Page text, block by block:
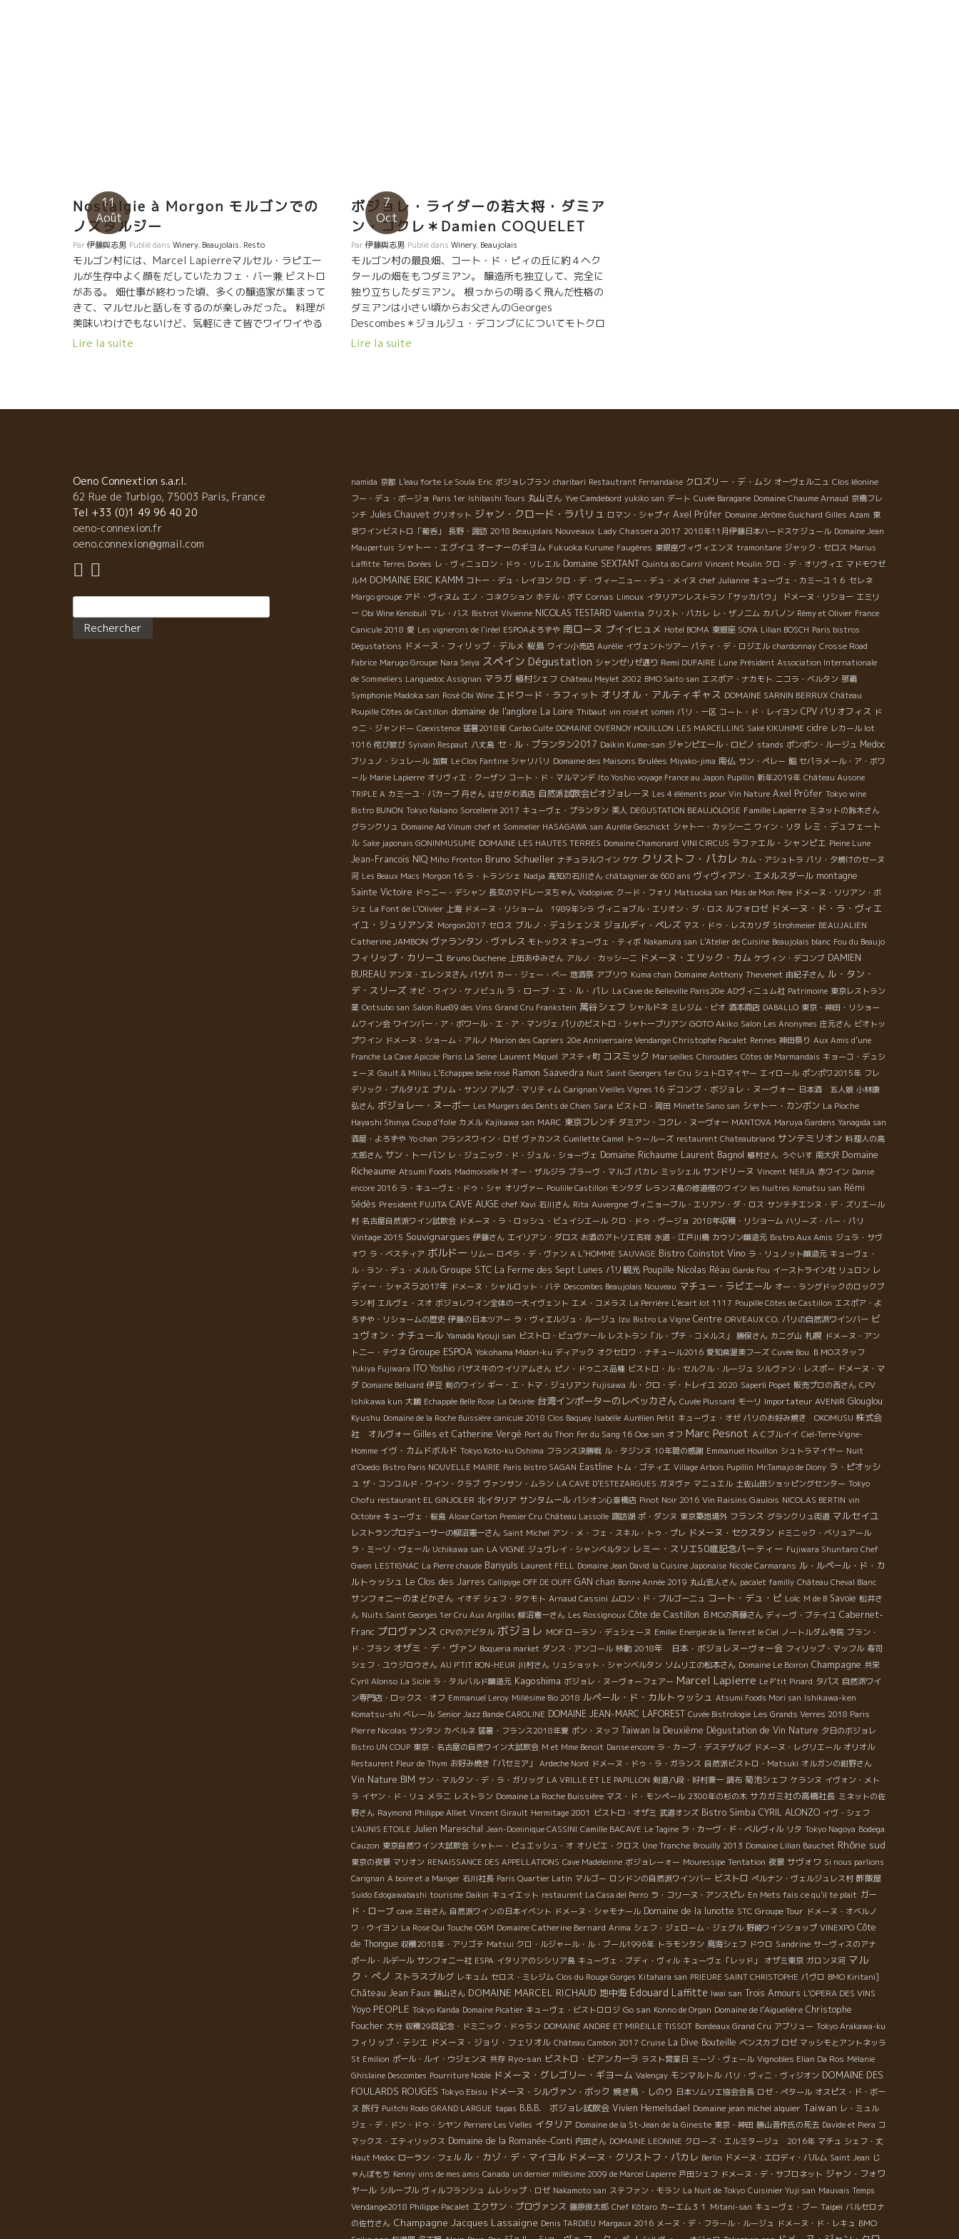
11
Août
Nostalgie à Morgon モルゴンでの
ノスタルジー
Par伊藤與志男 Publié dans Winery, Beaujolais, Resto
モルゴン村には、Marcel Lapierreマルセル・ラピエー
ルが生存中よく顔をだしていたカフェ・バー兼 ビストロ
がある。 畑仕事が終わった頃、多くの醸造家が集まって
きて、マルセルと話しをするのが楽しみだった。 料理が
美味いわけでもないけど、気軽にきて皆でワイワイやる
のが日課だった。 ある時はラピエール醸造の庭だった
まって 話しをする伝統が引継がれている。 Nostalgie à
Morgon A Morgon, il y a un bistro café-bar où
Marcel Lapierre venait souvent. Après le travail
acharné dans les vignes, beaucoup de viticulteurs
venaient boire et parler avec Marcel. C’était leur
manger mais plutôt pour bavarder ou rigoler
Descombes… pas mal de gens venaient parler avec
Marcel. A la fin de la journée, les viticulteurs des
Lire la suite
7
Oct
ボジョレ・ライダーの若大将・ダミア
ン・コクレ＊Damien COQUELET
Par伊藤與志男 Publié dans Winery, Beaujolais
モルゴン村の最良畑、コート・ド・ピィの丘に約４ヘク
タールの畑をもつダミアン。 醸造所も独立して、完全に
独り立ちしたダミアン。 根っからの明るく飛んだ性格の
ダミアンは小さい頃からお父さんのGeorges
Descombes＊ジョルジュ・デコンブにについてモトクロ
スをやっていた。 ボジョレのオートバイ・グループの先
だからこそ、収穫時の選果はかなり厳しくチェックして
いる。 本当に健全な葡萄しか発酵槽に入れない。云うは
安し。 葡萄園の収穫時に、収穫された葡萄をチェックし
て品質に問題のある葡萄は、この段階で捨て去る。この
段階でかなりに量の葡萄を捨てる。 簡単に、SO2無添加
の醸造というけど、もし悪い葡萄が発酵槽に入ってしま
うと、雑菌が繁殖してお酢になってしまう。大変なリス
クを負いながら、自然派ワインを造っているのです。 色
んなことがあった２０１６年 モルゴン村を襲った３回に
もおよぶ雹の襲撃。 ５，６，７月の雨と湿気によるベト
病の大繁殖。 ８月の３５度を超す極端な猛暑。それによ
る水不足。葡萄の乾燥。 最終的に９月初旬の雨ですべて
が解決。どんでん返しの結果、こんなに素晴らしい葡萄
が収穫することができた。 勿論、ここまでくるには、特
に７月のベト病対策の畑仕事は 大変な神経と労力を費や
したダミアン。 歓喜の収穫。でもベト病の形跡、雹の影
響を多く受けた葡萄を取り除く、選果作業が 大切な年で
もある。 収穫はお父さんより更に１日遅く、ボジョレで
は最も遅い収穫を開始。 何と９月２６日に収穫開始。 葡
萄の熟成を最終段階まで待ったダミアン。 ８月の水不足
による光合成のゆっくり化の影響で、ダミアンの納得す
る葡萄の熟度が得られなかったからだ。 妥協を許さない
ダミアンのチャレンジ精神は凄い。 実際に、周りの仲間
が、１０日前に収穫を始めている中、ジット待っている
のは かなりの忍耐力がいることである。 ２０１６年のダ
ミアン・ヌーヴォは？ 今年は、クリュのレニエの葡萄と
ビラージ区域の葡萄を使って醸す贅沢なヌーヴォーとな
る。 格下げして、単なるボジョレ・ヌーヴォー呼称とな
る。 果実味が主体でアルコール度は控えめな１２度前
後、 酸がハッキリして凹凸があるメリハリを感じるスカ
ット したヌーヴォーになりそう。まだ、醸造中なのでハ
ッキリはいえない。でもダミアン・スタイルのクッキリ
したヌーヴォーになりそう。ダミアン・コクレ・ヌーヴ
ォーは買いですよ！ ボジョレのビストロでの人気者 ダ
ミアン・コクレ Bistrot Atelier ＊ ビストロ・アトリ
エ 収穫の後は皆でビストロへ。ライダー仲間が集まって
くる。 モルゴンには醸造家が集まるビストロが何軒かあ
る。 チョット前までは、マルセル・ラピエール、ジャ
ン・フォワラール、プティ・マックスなど一世代前の自
然派の大御所がよく顔を出していたビストロATELIER ア
トリエがある。 今や、醸造家も世代交代しつつある。ダ
ミアン・コクレの年代が主流顧客となりつつある。 この
ビストロに行くと、時には、実に危険なことがある。 客
が殆ど知り合い同志なので、一杯づつ奢り合う習慣があ
る。１０人いれば、最低でも１０杯はあ飲まなければな
らない。 今夜も１０人程はいた。奢り合いが２周廻って
２０杯となった。 中にはベロベロに酔っぱらっている人
もいる。 人気者のダミアンは早口でジョークを飛ばし続
けて皆を笑わせる。 しまいにはカウンターの中に入っ
て、まるでダミアンが店主のような雰囲気になってしま
う。 今夜はダミアンの美人フィアンセがいた。そして弟
のケビンもいた。 何とか、隙をみつけて、店を出ること
に成功。ヤアーよく飲みました。 ダミアン・パワーは凄
い！！ ダミアン・コクレのワインには このパワーが詰ま
っている。 １６産、お楽しみに！！
Lire la suite
Oeno Connextion s.a.r.l.
62 Rue de Turbigo, 75003 Paris, France
Tel +33 (0)1 49 96 40 20
oeno-connexion.fr
oeno.connexion@gmail.com
namida 京都 L'eau forte Le Soula Eric ボジョレブラン charibari Restautrant Fernandaise クロズリー・デ・ムシ オーヴェルニュ Clos léonine
フー・デュ・ボージョ Paris 1er Ishibashi Tours 丸山さん Yve Camdebord yukiko san デート Cuvée Baragane Domaine Chaume Arnaud 京橋フレ
ンチ Jules Chauvet グリオット ジャン・クロード・ラパリュ ロマン・シャプイ Axel Prüfer Domaine Jérôme Guichard Gilles Azam 東
京ワインビストロ「葡呑」
長野・諏訪 2018 Beaujolais Nouveaux Lady Chassera 2017 2018年11月伊藤日本ハードスケジュール Domaine Jean
Maupertuis シャトー・エグイユ オーナーのギヨム Fukuoka Kurume Faugères 東銀座ヴィヴィエンヌ tramontane ジャック・セロス Marius
Laffitte Terres Dorées レ・ヴィニュロン・ドゥ・リレエル Domaine SEXTANT Quinta do Carril Vincent Moulin クロ・デ・オリヴィエ マドモワゼ
ルＭ DOMAINE ERIC KAMM コトー・デュ・レイヨン クロ・デ・ヴィーニュー・デュ・メイヌ chef Julianne キューヴェ・カミーユ１６ セレネ
Margo groupe アド・ヴィヌム エノ・コネクション ホテル・ボマ Cornas Limoux イタリアンレストラン「サッカパウ」 ドメーヌ・リショー エミリ
ー Obi Wine Kenobull マレ・バス Bistrot VIvienne NICOLAS TESTARD Valentia クリスト・パカレ レ・ザノ二ム カバノン Rémy et Olivier France
Canicule 2018 愛 Les vignerons de l'iréel ESPOAよろずや 南ローヌ プイイヒュメ Hotel BOMA 東銀座 SOYA Lilian BOSCH Paris bistros
Dégustations ドメーヌ・フィリップ・デルメ 桜島 ワイン小売店 Aurélie イヴェントツアー パティ・デ・ロジエル chardonnay Crosse Road
Fabrice Marugo Groupe Nara Seiya スペイン Dégustation シャンゼリゼ通り Remi DUFAIRE Lune Président Association Internationale
de Sommeliers Languedoc Assignan マラガ 植村シェフ Château Meylet 2002 BMO Saito san エスポア・ナカモト ニコラ・ベルタン 那覇
Symphonie Madoka san Rosé Obi Wine エドワード・ラフィット オリオル・アルティギャス DOMAINE SARNIN BERRUX Château
Poupille Côtes de Castillon domaine de l'anglore La Loire Thibaut vin rosé et somen パリ・一区 コート・ド・レイヨン CPV パリオフィス ド
ゥニ・ジャンドー Coexistence 猛暑2018年 Carbo Culte DOMAINE OVERNOY HOUILLON LES MARCELLINS Saké KIKUHIME cidre レカール lot
1016 侘び寂び Syivain Respaut 八丈島 セ・ル・プランタン2017 Daikin Kume-san ジャンピエール・ロビノ stands ポンポン・ルージュ Medoc
ブリュノ・シュレール 加賀 Le Clos Fantine シャリバリ Domaine des Maisons Brulées Miyako-jima 南仏 サン・ペレー 鮨 セパラメール・ア・ボワ
ール Marie Lapierre オリヴィエ・クーザン コート・ド・マルマンデ Ito Yoshio voyage France au Japon Pupillin 新年2019年 Château Ausone
TRIPLE A カミーユ・バカーブ 丹さん はせがわ酒店 自然派試飲会ビオジョレーヌ Les 4 éléments pour Vin Nature Axel Prϋfer Tokyo wine
Bistro BUNON Tokyo Nakano Sorcellerie 2017 キューヴェ・プランタン 美人 DEGUSTATION BEAUJOLOISE Famille Lapierre ミネットの鈴木さん
グランクリュ Domaine Ad Vinum chef et Sommelier HASAGAWA san Aurélie Geschickt シャトー・カッシーニ ワイン・リタ レミ・デュフェート
ル Sake japonais GONINMUSUME DOMAINE LES HAUTES TERRES Domaine Chamonard VINI CIRCUS ラファエル・シャンピエ Pleine Lune
Jean-Francois NIQ Miho Fronton Bruno Schueller ナチュラルワイン ケケ クリストフ・パカレ カム・アシュトラ パリ・夕焼けのセーヌ
河 Les Beaux Macs Morgon 16 ラ・トランシェ Nadja 高知の石川さん châtaignier de 600 ans ヴィヴィアン・エメルスダール montagne
Sainte Victoire ドゥニー・デシャン 長女のマドレーヌちゃん Vodopivec クード・フォリ Matsuoka san Mas de Mon Père ドメーヌ・リリアン・ボ
シェ La Font de L'Olivier 上海 ドメーヌ・リショーム 1989年シラ ヴィニョブル・エリオン・ダ・ロス ルフォロゼ ドメーヌ・ド・ラ・ヴィエ
イユ・ジュリアンヌ Morgon2017 セロス ブルノ・デュシェンヌ ジョルディ・ペレズ マス・ドゥ・レスカリダ Strohmeier BEAUJALIEN
Catherine JAMBON ヴァランタン・ヴァレス モトックス キューヴェ・ティボ Nakamura san L'Atelier de Cuisine Beaujolais blanc Fou du Beaujo
フィリップ・カリーユ Bruno Duchene 上田あゆみさん アルノ・カッシーニ ドメーヌ・エリック・カム ケヴィン・デコンブ DAMIEN
BUREAU アンヌ・エレンヌさん パザパ カー・ジェー・ベー 地酒祭 アブリウ Kuma chan Domaine Anthony Thevenet 由紀子さん ル・タン・
デ・スリーズ オビ・ワイン・ケノビュル ラ・ローブ・エ・ル・パレ La Cave de Belleville Paris20e ADヴィニュム社 Patrimoine 東京レストラン
業 Ootsubo san Salon Rue89 des Vins Grand Cru Frankstein 萬谷シェフ シャルドネ ミレジム・ビオ 酒本商店 DABALLO 東京・神田・リショー
ムワイン会 ワインバー・ア・ボワール・エ・ア・マンジェ パリのビストロ・シャトーブリアン GOTO Akiko Salon Les Anonymes 庄元さん ビオトッ
プワイン ドメーヌ・ショーム・アルノ Marion des Capriers 20e Anniversaire Vendange Christophe Pacalet Rennes 神田祭り Aux Amis d’une
Franche La Cave Apicole Paris La Seine Laurent Miquel アスティ町 コスミック Marseilles Chiroubles Côtes de Marmandais キョーコ・デュシ
ェーヌ Gault & Millau L'Echappee belle rosé Ramon Saavedra Nuit Saint Georgers 1er Cru シュトロマイヤー エイロール ポンポワ2015年 フレ
デリック・プルタリエ プリム・サンソ アルプ・マリティム Carignan Vieilles Vignes 16 デコンブ・ボジョレ・ヌーヴォー 日本酒 五人娘 小林康
弘さん ボジョレー・ヌーボー Les Murgers des Dents de Chien Sara ビストロ・岡田 Minette Sano san シャトー・カンボン La Pioche
Hayashi Shinya Coup d'folie カメル Kajikawa san MARC 東京フレンチ ダミアン・コクレ・ヌーヴォー MANTOVA Maruya Gardens Yanagida san
酒屋・よろずや Yo chan フランスワイン・ロゼ ヴァカンス Cueillette Camel トゥールーズ restaurent Chateaubriand サンテミリオン 料理人の高
太郎さん サン・トーバン レ・ジュニック・ド・ジュル・ショーヴェ Domaine Richaume Laurent Bagnol 植村さん うぐいす 南大沢 Domaine
Richeaume Atsumi Foods Madmoiselle M オー・ザルジラ ブラーヴ・マルゴ パカレ ミッシェル サンドリーヌ Vincent NERJA 赤ワイン Danse
encore 2016 ラ・キューヴェ・ドゥ・シャ オリヴァー Poulille Castillon モンタダ レランス島の修道僧のワイン les huitres Komatsu san Rémi
Sédès President FUJITA CAVE AUGE chef Xavi 石川さん Rita Auvergne ヴィニョーブル・エリアン・ダ・ロス サンテチエンヌ・デ・ズリエール
村 名古屋自然派ワイン試飲会 ドメーヌ・ラ・ロッシュ・ビュイシエール クロ・ドゥ・ヴージョ 2018年収穫・リショーム ハリーズ・バー・パリ
Vintage 2015 Souvignargues 伊藤さん エイリアン・ダロス お酒のアトリエ吉祥 水道・江戸川橋 カウゾン醸造元 Bistro Aux Amis ジュラ・サヴ
ォワ ラ・ベスティア ボルドー リムー ロペラ・デ・ヴァン A L’HOMME SAUVAGE Bistro Coinstot Vino ラ・リュノット醸造元 キューヴェ・
ル・ラン・デュ・メルル Groupe STC La Ferme des Sept Lunes パリ観光 Poupille Nicolas Réau Garde Fou イーストライン社 リュロン レ
ディー・シャスラ2017年 ドメーヌ・シャルロット・バテ Descombes Beaujolais Nouveau マチュー・ラピエール オー・ラングドックのロックブ
ラン村 エルヴェ・スオ ボジョレワイン全体の一大イヴェント エメ・コメラス La Perrière L'écart lot 1117 Poupille Côtes de Castillon エスポア・よ
ろずや・リショームの歴史 伊藤の日本ツアー ラ・ヴィエルジュ・ルージュ Izu Bistro La Vigne Centre ORVEAUX CO. パリの自然派ワインバー ビ
ュヴォン・ナチュール Yamada Kyouji san ビストロ・ビュヴァール レストラン「ル・プチ・コメルス」 勝俣さん カニグ山 札幌 ドメーヌ・アン
ト二ー・テヴネ Groupe ESPOA Yokohama Midori-ku ディアック オクセロワ・ナチュール2016 愛知県渥美フーズ Cuvée Bou ＢＭОスタッフ
Yukiya Fujiwara ITO Yoshio バザス牛のウイリアムさん ピノ・ドゥニス品種 ビストロ・ル・セルクル・ルージュ シルヴァン・レスポー ドメーヌ・マ
ダ Domaine Belluard 伊豆 剣のワイン ギー・エ・トマ・ジュリアン Fujisawa ル・クロ・デ・トレイユ 2020 Saperli Popet 販売プロの西さん CPV
Ishikawa kun 大鵬 Echappée Belle Rose La Désirée 台湾インポーターのレベッカさん Cuvée Plussard モーリ Importateur AVENIR Glouglou
Kyushu Domaine de la Roche Buissière canicule 2018 Clos Baquey Isabelle Aurélien Petit キューヴェ・オゼ パリのお好み焼き OKOMUSU 株式会
社 オルヴォー Gilles et Catherine Vergé Port du Thon Fer du Sang 16 Ooe san オフ Marc Pesnot ＡＣブルイイ Ciel-Terre-Vigne-
Homme イヴ・カムドボルド Tokyo Koto-ku Oshima フランス決勝戦 ル・タジンヌ 10年間の感謝 Emmanuel Houillon シュトラマイヤー Nuit
d'Ooedo Bistro Paris NOUVELLE MAIRIE Paris bistro SAGAN Eastline トム・ゴティエ Village Arbois Pupillin Mr.Tamajo de Diony ラ・ピオッシ
ュ ザ・コンコルド・ワイン・クラブ ヴァンサン・ムラン LA CAVE D’ESTEZARGUES ガヌヴァ マニュエル 土佐山田ショッピングセンター Tokyo
Chofu restaurant EL GINJOLER 北イタリア サンタムール パシオン心斎橋店 Pinot Noir 2016 Vin Raisins Gaulois NICOLAS BERTIN vin
Octobre キューヴェ・桜島 Aloxe Corton Premier Cru Château Lassolle 諏訪湖 ポ・ダンヌ 東京築地場外 フランス グランクリュ街道 マルセイユ
レストランプロデューサーの柳沼憲一さん Saint Michel アン・メ・フェ・スキル・トゥ・プレ ドメーヌ・セクスタン ドミニック・べリュアール
ラ・ミーゾ・ヴェール Uchikawa san LA VIGNE ジュヴレイ・シャンベルタン レミー・スリエ50歳記念パーティー Fujiwara Shuntaro Chef
Gwen LESTIGNAC La Pierre chaude Banyuls Laurent FELL Domaine Jean David la Cuisine Japonaise Nicole Carmarans ル・ルペール・ド・カ
ルトゥッシュ Le Clos des Jarres Callipyge OFF DE OUFF GAN chan Bonne Année 2019 丸山宏人さん pacalet familly Château Cheval Blanc
サンフォニーのまどかさん イオデ シェフ・タケモト Arnaud Cassini ムロン・ド・ブルゴーニュ コート・デュ・ピ Loïc M de B Savoie 松井さ
ん Nuits Saint Georges 1er Cru Aux Argillas 柳沼憲一さん Les Rossignoux Côte de Castillon ＢＭОの斉藤さん ディーヴ・ブテイユ Cabernet-
Franc プロヴァンス CPVのアビタル ボジョレ MOF ローラン・デュシェーヌ Emilie Energie de la Terre et le Ciel ノートルダム寺院 ブラン・
ド・ブラン オザミ・デ・ヴァン Boqueria market ダンス・アンコール 移動 2018年 日本・ボジョレヌーヴォー会 フィリップ・マッフル 寿司
シェフ・ユウジロウさん AU P'TIT BON-HEUR 川村さん リュショット・シャンベルタン ソムリエの松本さん Domaine Le Boiron Champagne 共栄
Cyril Alonso La Sicile ラ・タルバルド醸造元 Kagoshima ボジョレ・ヌーヴォーフェアー Marcel Lapierre Le P'tit Pinard タパス 自然派ワイ
ン専門店・ロックス・オフ Emmanuel Leroy Millésime Bio 2018 ルペール・ド・カルトゥッシュ Atsumi Foods Mori san Ishikawa-ken
Komatsu-shi ベレール Senior Jazz Bande CAROLINE DOMAINE JEAN-MARC LAFOREST Cuvée Bistrologie Les Grands Verres 2018 Paris
Pierre Nicolas サンタン カベルネ 猛暑・フランス2018年夏 ポン・ヌッフ Taiwan la Deuxième Dégustation de Vin Nature 夕日のボジョレ
Bistro UN COUP 東京・名古屋の自然ワイン大試飲会 M et Mme Benoit Danse encore ラ・カーブ・デステザルグ ドメーヌ・レグリエール オリオル
Restaurent Fleur de Thym お好み焼き「パセミア」 Ardeche Nord ドメーヌ・ドゥ・ラ・ガランス 自然派ビストロ・Matsuki オルガンの紺野さん
Vin Nature BIM サン・マルタン・デ・ラ・ガリッグ LA VRILLE ET LE PAPILLON 剣道八段・好村兼一 調布 菊池シェフ ケランヌ イヴォン・メト
ラ イヤン・ド・リュ メラニ レストラン Domaine La Roche Buissière マス・ド・モンペール 2300年の杉の木 サカガミ社の高橋社長 ミネットの佐
野さん Raymond Philippe Alliet Vincent Girault Hermitage 2001 ビストロ・オザミ 武道オンズ Bistro Simba CYRIL ALONZO イヴ・シェフ
L'AUNIS ETOILE Julien Mareschal Jean-Dominique CASSINI Camille BACAVE Le Tagine ラ・カーヴ・ド・ベルヴィル リタ Tokyo Nagoya Bodega
Cauzon 東京自然ワイン大試飲会 シャトー・ピュエッシュ・オ オリビエ・クロス Une Tranche Brouilly 2013 Domaine Lilian Bauchet Rhône sud
東京の夜景 マリオン RENAISSANCE DES APPELLATIONS Cave Madeleinne ボジョレーォー Mouressipe Tentation 夜景 サヴォワ Si nous parlions
Carignan A boire et a Manger 石川社長 Paris Quartier Latin マルゴー ロンドンの自然派ワインバー ビストロ ぺルナン・ヴェルジュレス村 酢飯屋
Suido Edogawabashi tourisme Daikin キュイエット restaurent La Casa del Perro ラ・コリーヌ・アンスピレ En Mets fais ce qu'il te plait ガー
ド・ローブ cave 三谷さん 自然派ワインの日本イベント ドメーヌ・シャモナール Domaine de la lunotte STC Groupe Tour ドメーヌ・オベルノ
ワ・ウイヨン La Rose Qui Touche OGM Domaine Catherine Bernard Arima シェフ・ジェローム・ジェグル 野崎ワインショップ VINEXPO Côte
de Thongue 収穫2018年・アリゴテ Matsui クロ・ルジャール・ル・ブール1996年 トラモンタン 鳥海シェフ ドウロ Sandrine サーヴィスのアナ
ポール・ルデール サンフォニー社 ESPA イタリアのシシリア島 キューヴェ・ブディ・ヴィル キューヴェ「レッド」 オザミ東京 ガロンヌ河 マル
ク・ぺノ ストラスブルグ レキュム セロス・ミレジム Clos du Rouge Gorges Kitahara san PRIEURE SAINT CHRISTOPHE パヴロ BMO Kiritani]
Château Jean Faux 勝山さん DOMAINE MARCEL RICHAUD 地中海 Edouard Laffitte Iwai san Trois Amours L'OPERA DES VINS
Yoyo PEOPLE Tokyo Kanda Domaine Picatier キューヴェ・ビストロロジ Go san Konno de Organ Domaine de l’Aiguelière Christophe
Foucher 大分 収穫29回記念・ドミニック・ドゥラン DOMAINE ANDRE ET MIREILLE TISSOT Bordeaux Grand Cru アブリュー Tokyo Arakawa-ku
フィリップ・テシエ ドメーヌ・ジョリ・フェリオル Château Cambon 2017 Cruise La Dive Bouteille ベンスカブ ロゼ マッシモとアントネッラ
St Emilion ポール・ルイ・ウジェンヌ 共存 Ryo-san ビストロ・ビアンカーラ ラスト営業日 ミーゾ・ヴェール Vignobles Elian Da Ros Mélanie
Ghislaine Descombes Pourriture Noble ドメーヌ・グレゴリー・ギヨーム Valençay モンマルトル パリ・ヴィニ・ヴィジオン DOMAINE DES
FOULARDS ROUGES Tokyo Ebisu ドメーヌ・シルヴァン・ボック 焼き鳥・しのり 日本ソムリエ協会会長 ロゼ・ぺタール オスピス・ド・ボー
ヌ 旅行 Puitchi Rodo GRAND LARGUE tapas B.B.B. ボジョレ試飲会 Vivien Hemelsdael Domaine jean michel alquier Taiwan レ・ミュル
ジェ・デ・ドン・ドゥ・シヤン Perriere Les Vielles イタリア Domaine de la St-Jean de la Gineste 東京・神田 勝山晋作氏の死去 Davide et Piera コ
マックス・エティリックス Domaine de la Romanée-Conti 内田さん DOMAINE LEONINE クローズ・エルミタージュ 2016年 マチュ シェフ・丈
Haut Medoc ローラン・フェル ル・カゾ・デ・マイヨル ドメーヌ・クリストフ・パカレ Berlin ドメーヌ・エロディ・バルム Saint Jean じ
ゃんぼもち Kenny vins de mes amis Canada un dernier millésime 2009 de Marcel Lapierre 戸田シェフ ドメーヌ・デ・サブロネット ジャン・フォワ
ヤール シルーブル ヴィルフランシュ ムレシップ・ロゼ Nakamoto san ステファン・モラン La Nuit de Tokyo Cuisinier Yuji san Mauvais Temps
Vendange2018 Philippe Pacalet エクサン・プロヴァンス 藤原俊太郎 Chef Kôtaro カーエム３１ Mitani-san キューヴェ・ブー Taipei バルセロナ
の佐竹さん Champagne Jacques Lassaigne Denis TARDIEU Margaux 2016 メーヌ・デ・フラール・ルージュ ドメーヌ・ド・レキュ BMO